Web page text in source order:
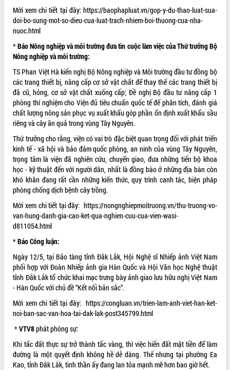
vùng trồng và doanh nghiệp đóng gói
sầu riêng tại Đắk Lắk
Trình diễn nghệ thuật chế biến các
món ăn từ sầu riêng
Đắk Lắk công bố Quy hoạch và xúc
Ngành cá ngừ Đắk Lắk chủ động thích
ứng để giữ vững thị trường xuất khẩu
Diễn đàn Kinh tế tư nhân Việt Nam đột
phá cơ chế - Hợp tác công tư
Đề án 06 tạo bước ngoặt đột phá trong
cải cách hành chính tỉnh Đắk Lắk
Kết nối tour, đẩy mạnh chuyển đổi số
để phát triển du lịch Đắk Lắk
Khởi động Dự án Đầu tư xây dựng hạ
tầng kỹ thuật Cụm công nghiệp Tân
Tiến
Gặp mặt các cơ quan báo chí nhân Kỷ
niệm 101 năm Ngày Báo chí Cách
mạng Việt Nam
Đắk Lắk sơ kết 4 năm triển khai thực
hiện Đề án 06 của Chính phủ
Họp báo thông tin về Hội nghị Công bố
Quy hoạch và Xúc tiến đầu tư tỉnh Đắk
Lắk
Khơi thông điểm nghẽn, đẩy nhanh
giải ngân vốn khắc phục thiên tai
HĐND tỉnh thông qua điều chỉnh Quy
hoạch tỉnh thời kỳ 2021-2030
Hội thảo góp ý hồ sơ điều chỉnh quy
hoạch tỉnh Đắk Lắk thời kỳ 2021-2030,
tầm nhìn đến năm 2050
Mời xem chi tiết tại đây: https://baophapluat.vn/gop-y-du-thao-luat-sua-
doi-bo-sung-mot-so-dieu-cua-luat-trach-nhiem-boi-thuong-cua-nha-
nuoc.html
*Báo Nông nghiệp và môi trường đưa tin cuộc làm việc của Thứ trưởng Bộ
Nông nghiệp và môi trường:
TS Phan Việt Hà kiến nghị Bộ Nông nghiệp và Môi trường đầu tư đồng bộ
các trang thiết bị, nâng cấp cơ sở vật chất để thay thế các trang thiết bị
đã cũ, hỏng, cơ sở vật chất xuống cấp; Đề nghị Bộ đầu tư nâng cấp 1
phòng thí nghiệm cho Viện đủ tiêu chuẩn quốc tế để phân tích, đánh giá
chất lượng nông sản phục vụ xuất khẩu góp phần ổn định xuất khẩu sầu
riêng và cây ăn quả trong vùng Tây Nguyên.
Thứ trưởng cho rằng, viện có vai trò đặc biệt quan trọng đối với phát triển
kinh tế - xã hội và bảo đảm quốc phòng, an ninh của vùng Tây Nguyên,
trọng tâm là viện đã nghiên cứu, chuyển giao, đưa những tiến bộ khoa
học - kỹ thuật đến với người dân, nhất là đồng bào ở những địa bàn còn
khó khăn đang rất cần những kiến thức, quy trình canh tác, biện pháp
phòng chống dịch bệnh cây trồng.
Mời xem chi tiết tại đây: https://nongnghiepmoitruong.vn/thu-truong-vo-
van-hung-danh-gia-cao-ket-qua-nghien-cuu-cua-vien-wasi-
d811054.html
*Báo Công luận:
Ngày 12/5, tại Bảo tàng tỉnh Đắk Lắk, Hội Nghệ sĩ Nhiếp ảnh Việt Nam
phối hợp với Đoàn Nhiếp ảnh gia Hàn Quốc và Hội Văn học Nghệ thuật
tỉnh Đắk Lắk tổ chức khai mạc trưng bày ảnh giao lưu hữu nghị Việt Nam
- Hàn Quốc với chủ đề “Kết nối bản sắc”.
Mời xem chi tiết tại đây: https://congluan.vn/trien-lam-anh-viet-han-ket-
noi-ban-sac-van-hoa-tai-dak-lak-post345799.html
*VTV8phát phóng sự:
Khi tấc đất thực sự trở thành tấc vàng, thì việc hiến đất mặt tiền để làm
đường là một quyết định không hề dễ dàng. Thế nhưng tại phường Ea
Kao, tỉnh Đắk Lắk, tinh thần ấy đang lan tỏa mạnh mẽ hơn bao giờ hết.